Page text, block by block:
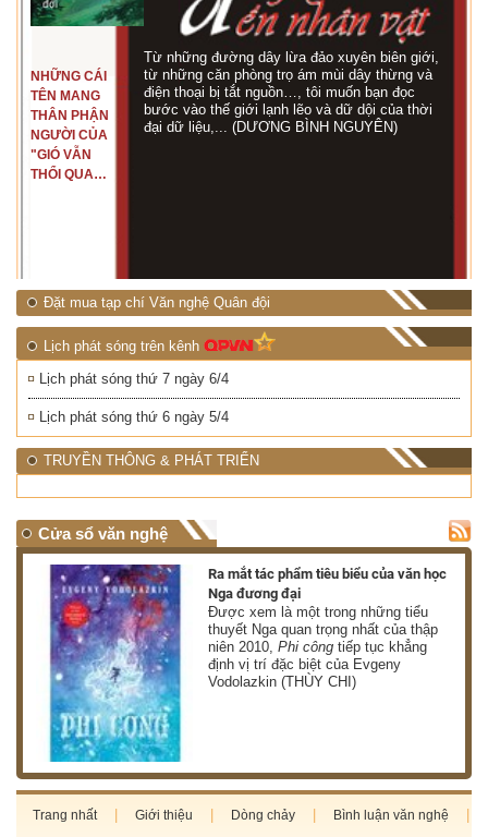
NHỮNG CÁI
TÊN MANG
THÂN PHẬN
NGƯỜI CỦA
"GIÓ VẪN
THỔI QUA
Từ những đường dây lừa đảo xuyên biên giới,
từ những căn phòng trọ ám mùi dây thừng và
điện thoại bị tắt nguồn…, tôi muốn bạn đọc
bước vào thế giới lạnh lẽo và dữ dội của thời
đại dữ liệu,... (DƯƠNG BÌNH NGUYÊN)
Đặt mua tạp chí Văn nghệ Quân đội
Lịch phát sóng trên kênh
Lịch phát sóng thứ 7 ngày 6/4
Lịch phát sóng thứ 6 ngày 5/4
TRUYỀN THÔNG & PHÁT TRIỂN
Cửa sổ văn nghệ
Ra mắt tác phẩm tiêu biểu của văn học
Nga đương đại
Được xem là một trong những tiểu
thuyết Nga quan trọng nhất của thập
niên 2010,Phi công tiếp tục khẳng
định vị trí đặc biệt của Evgeny
Vodolazkin (THÙY CHI)
Trang nhất Giới thiệu Dòng chảy Bình luận văn nghệ